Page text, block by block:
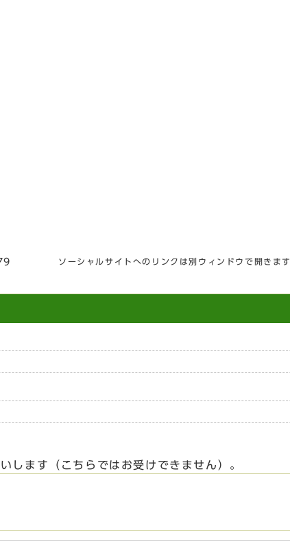
ソーシャルサイトへのリンクは別ウィンドウで開きます
します（こちらではお受けできません）。